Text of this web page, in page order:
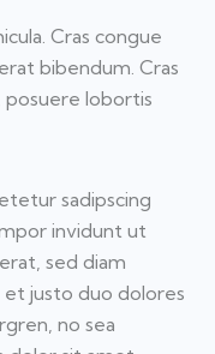
Cras congue
bibendum. Cras
lobortis
sadipscing
invidunt ut
sed diam
justo duo dolores
no sea